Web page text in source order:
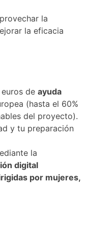
la
la eficacia
de ayuda
(hasta el 60%
del proyecto).
y tu preparación
la
digital
por mujeres,